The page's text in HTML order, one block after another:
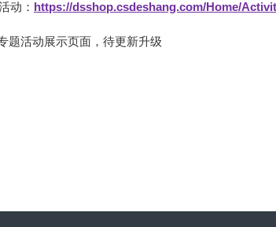
动： https://dsshop.csdeshang.com/Home/
题活动展示页面，待更新升级